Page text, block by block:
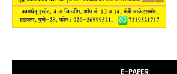
E-PAPER